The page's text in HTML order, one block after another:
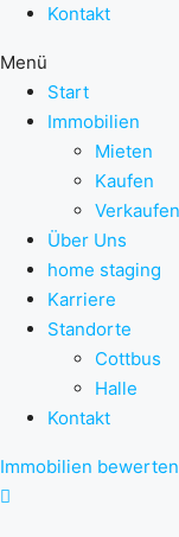
Kontakt
Menü
Start
Immobilien
Mieten
Kaufen
Verkaufen
Über Uns
home staging
Karriere
Standorte
Cottbus
Halle
Kontakt
Immobilien bewerten